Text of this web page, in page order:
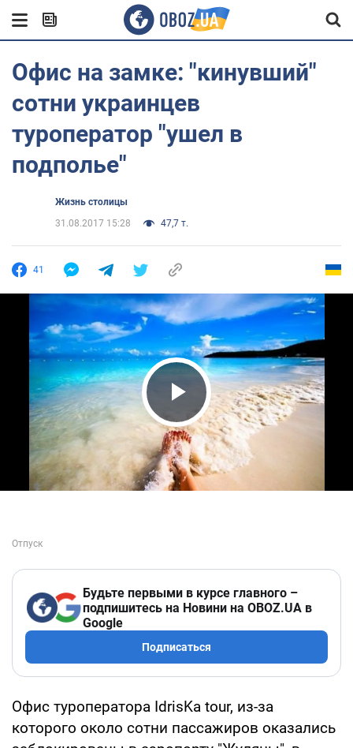
Офис на замке: "кинувший"
сотни украинцев
туроператор "ушел в
подполье"
Жизнь столицы
31.08.2017 15:28
47,7 т.
41
Play Video
Будьте первыми в курсе главного –
подпишитесь на Новини на OBOZ.UA в
Google
Подписаться
Офис туроператора IdrisKa tour, из-за
которого около сотни пассажиров оказались